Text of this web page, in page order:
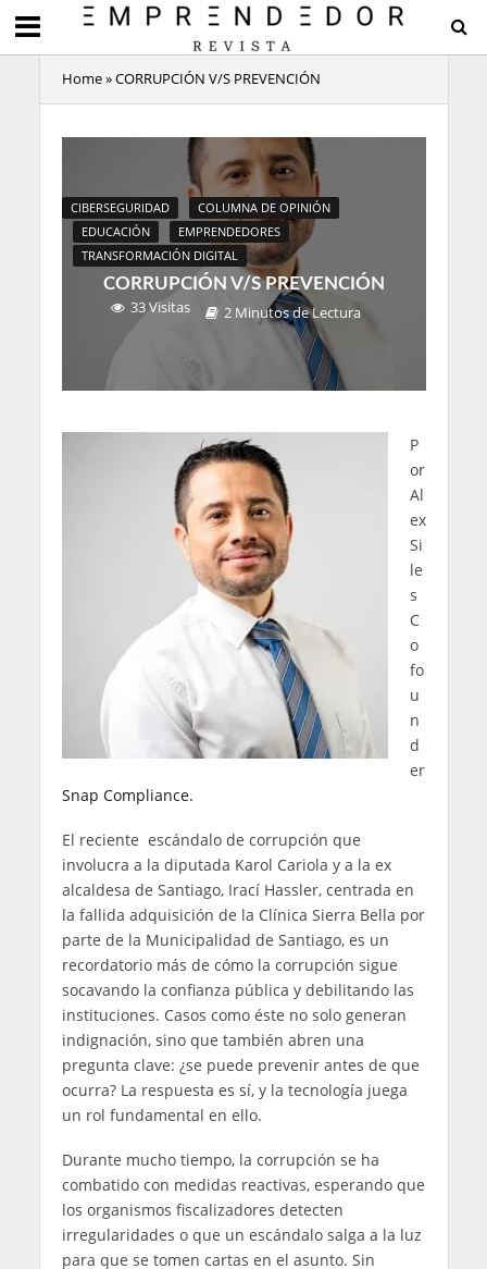
Home»CORRUPCIÓN V/S PREVENCIÓN
CIBERSEGURIDAD
COLUMNA DE OPINIÓN
EDUCACIÓN
EMPRENDEDORES
TRANSFORMACIÓN DIGITAL
CORRUPCIÓN V/S PREVENCIÓN
33 Visitas
2 Minutos de Lectura
P
or
Al
ex
Si
le
s
C
o
fo
u
n
d
er
Snap Compliance.
El reciente escándalo de corrupción que
involucra a la diputada Karol Cariola y a la ex
alcaldesa de Santiago, Irací Hassler, centrada en
la fallida adquisición de la Clínica Sierra Bella por
parte de la Municipalidad de Santiago, es un
recordatorio más de cómo la corrupción sigue
socavando la confianza pública y debilitando las
instituciones. Casos como éste no solo generan
indignación, sino que también abren una
pregunta clave: ¿se puede prevenir antes de que
ocurra? La respuesta es sí, y la tecnología juega
un rol fundamental en ello.
Durante mucho tiempo, la corrupción se ha
combatido con medidas reactivas, esperando que
los organismos fiscalizadores detecten
irregularidades o que un escándalo salga a la luz
para que se tomen cartas en el asunto. Sin